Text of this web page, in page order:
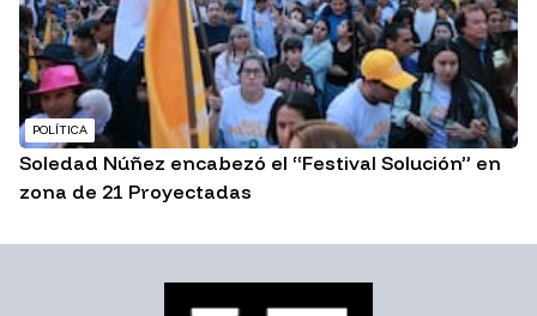
POLÍTICA
Soledad Núñez encabezó el “Festival Solución” en
zona de 21 Proyectadas